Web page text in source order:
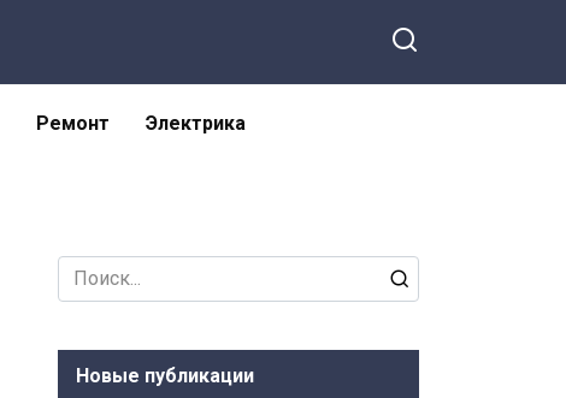
Ремонт Электрика
Search
for:
Новые публикации